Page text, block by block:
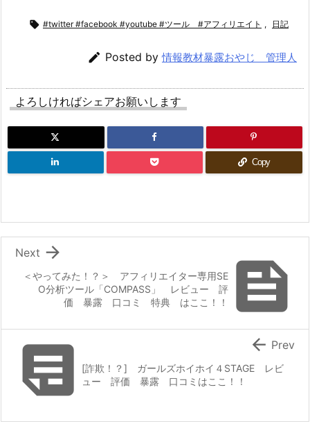
 #twitter #facebook #youtube #ツール #アフィリエイト , 日記
 Posted by情報教材暴露おやじ 管理人
よろしければシェアお願いします
Copy

＜やってみた！？＞ アフィリエイター専用SE
O分析ツール「COMPASS」 レビュー 評
価 暴露 口コミ 特典 はここ！！

Next
[詐欺！？] ガールズホイホイ４STAGE レビ
ュー 評価 暴露 口コミはここ！！
 Prev